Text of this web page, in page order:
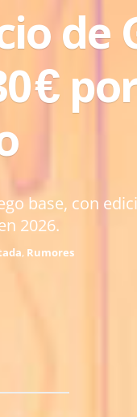
de
€
base, con
2026.
, Rumores